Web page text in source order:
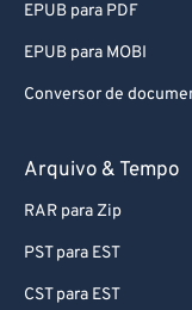
EPUB para PDF
EPUB para MOBI
Conversor de
Arquivo & Tempo
RAR para Zip
PST para EST
CST para EST